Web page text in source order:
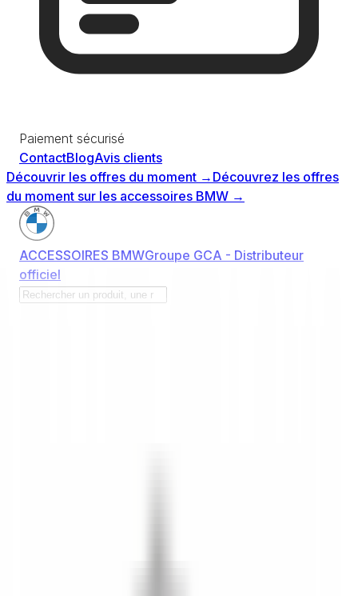
Paiement sécurisé
ContactBlogAvis clients
Découvrir les offres du moment → Découvrez les offres
du moment sur les accessoires BMW →
ACCESSOIRES BMWGroupe GCA - Distributeur
officiel